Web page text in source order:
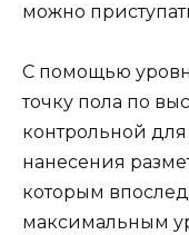
можно
С помощью
точку пола по
контрольной
нанесения
которым
максимальным